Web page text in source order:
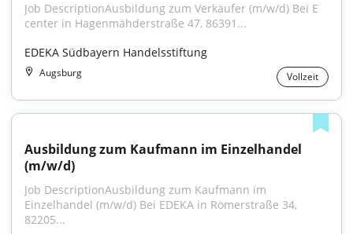
Job DescriptionAusbildung zum Verkäufer (m/w/d) Bei E
center in Hagenmähderstraße 47, 86391...
EDEKA Südbayern Handelsstiftung
Augsburg Vollzeit
Ausbildung zum Kaufmann im Einzelhandel
(m/w/d)
Job DescriptionAusbildung zum Kaufmann im
Einzelhandel (m/w/d) Bei EDEKA in Römerstraße 34,
82205...